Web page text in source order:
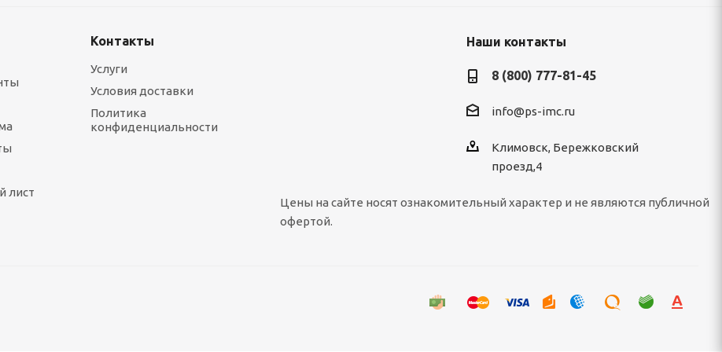
лист
Контакты
Услуги
Условия доставки
Политика
конфиденциальности
Наши контакты
8 (800) 777-81-45
info@ps-imc.ru
Климовск, Бережковский
проезд,4
Цены на сайте носят ознакомительный характер и не являются публичной
офертой.